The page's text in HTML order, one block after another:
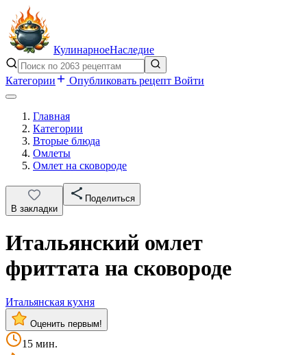
КулинарноеНаследие
Категории Опубликовать рецепт Войти
Главная
Категории
Вторые блюда
Омлеты
Омлет на сковороде
В закладки
Поделиться
Итальянский омлет
фриттата на сковороде
Итальянская кухня
Оценить первым!
15 мин.